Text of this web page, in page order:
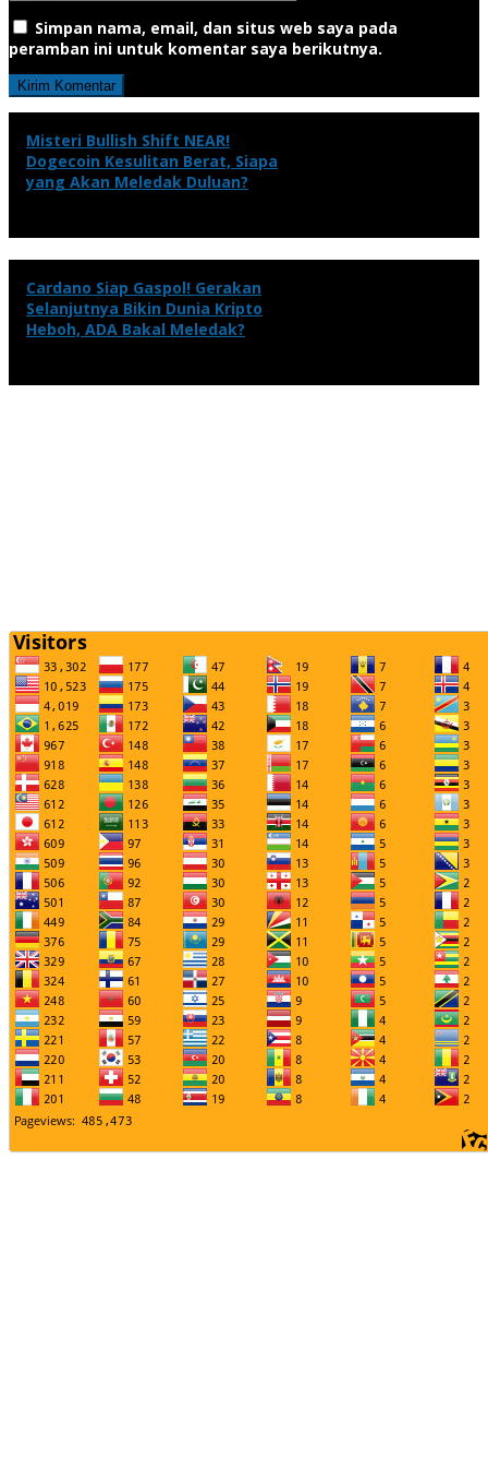
Simpan nama, email, dan situs web saya pada
peramban ini untuk komentar saya berikutnya.
Misteri Bullish Shift NEAR!
Dogecoin Kesulitan Berat, Siapa
yang Akan Meledak Duluan?
Cardano Siap Gaspol! Gerakan
Selanjutnya Bikin Dunia Kripto
Heboh, ADA Bakal Meledak?